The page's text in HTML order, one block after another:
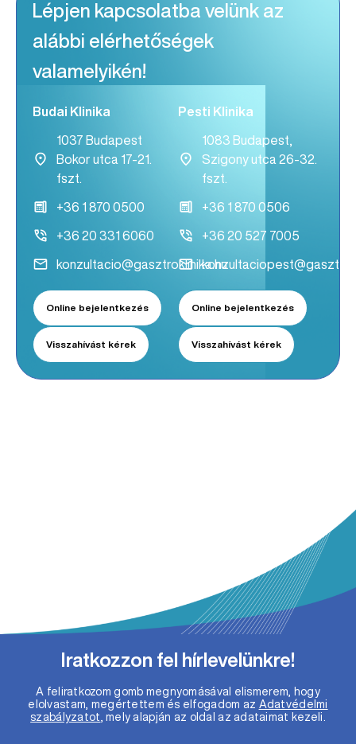
Lépjen kapcsolatba velünk az
alábbi elérhetőségek
valamelyikén!
Budai Klinika
1037 Budapest
Bokor utca 17-21.
fszt.
+36 1 870 0500
+36 20 331 6060
konzultacio@gasztroklinika.hu
Online bejelentkezés
Visszahívást kérek
Pesti Klinika
1083 Budapest,
Szigony utca 26-32.
fszt.
+36 1 870 0506
+36 20 527 7005
Online bejelentkezés
Visszahívást kérek
Iratkozzon fel hírlevelünkre!
A feliratkozom gomb megnyomásával elismerem, hogy
elolvastam, megértettem és elfogadom az Adatvédelmi
szabályzatot , mely alapján az oldal az adataimat kezeli.